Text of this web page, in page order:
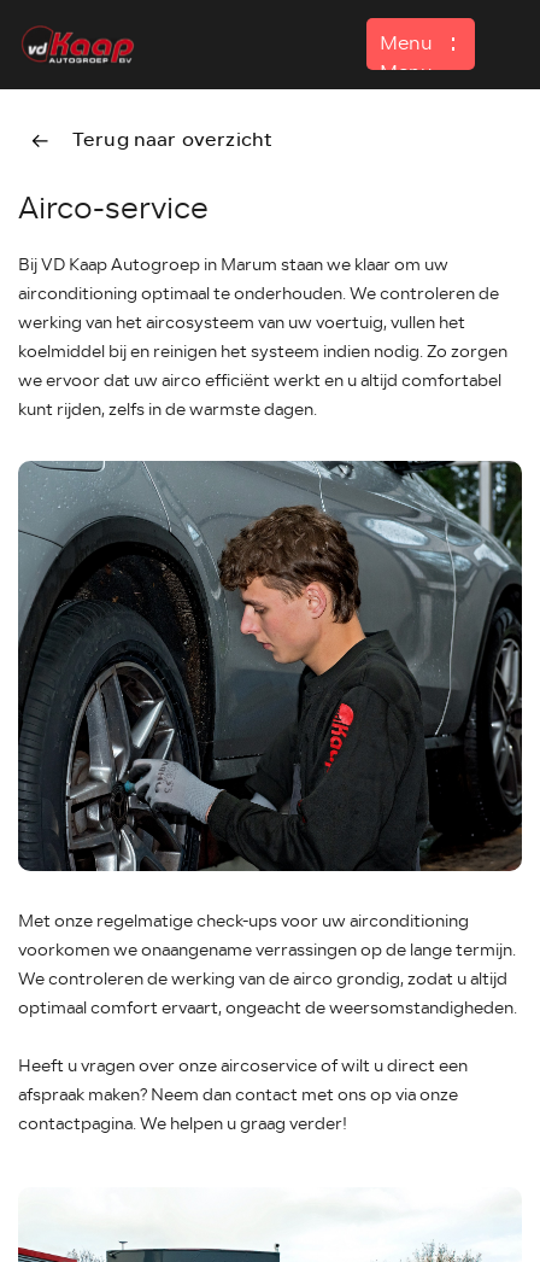
Menu
Menu
Aanbod
Terug naar overzicht
Airco-service
Bij VD Kaap Autogroep in Marum staan we klaar om uw
airconditioning optimaal te onderhouden. We controleren de
werking van het aircosysteem van uw voertuig, vullen het
koelmiddel bij en reinigen het systeem indien nodig. Zo zorgen
we ervoor dat uw airco efficiënt werkt en u altijd comfortabel
kunt rijden, zelfs in de warmste dagen.
Met onze regelmatige check-ups voor uw airconditioning
voorkomen we onaangename verrassingen op de lange termijn.
We controleren de werking van de airco grondig, zodat u altijd
optimaal comfort ervaart, ongeacht de weersomstandigheden.
Heeft u vragen over onze aircoservice of wilt u direct een
afspraak maken? Neem dan contact met ons op via onze
contactpagina. We helpen u graag verder!